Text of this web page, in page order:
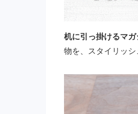
机に引っ掛けるマガ
物を、スタイリッシ